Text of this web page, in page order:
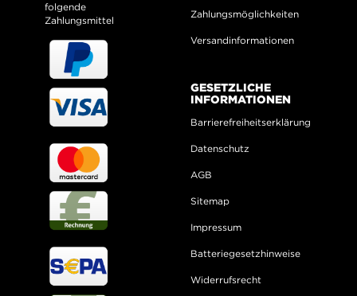
folgende
Zahlungsmittel
Zahlungsmöglichkeiten
Versandinformationen
GESETZLICHE
INFORMATIONEN
Barrierefreiheitserklärung
Datenschutz
AGB
Sitemap
Impressum
Batteriegesetzhinweise
Widerrufsrecht